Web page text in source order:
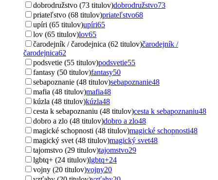
dobrodružstvo (73 titulov)dobrodružstvo73
priateľstvo (68 titulov)priateľstvo68
upíri (65 titulov)upíri65
lov (65 titulov)lov65
čarodejník / čarodejnica (62 titulov)čarodejník /
čarodejnica62
podsvetie (55 titulov)podsvetie55
fantasy (50 titulov)fantasy50
sebapoznanie (48 titulov)sebapoznanie48
mafia (48 titulov)mafia48
kúzla (48 titulov)kúzla48
cesta k sebapoznaniu (48 titulov)cesta k sebapoznaniu48
dobro a zlo (48 titulov)dobro a zlo48
magické schopnosti (48 titulov)magické schopnosti48
magický svet (48 titulov)magický svet48
tajomstvo (29 titulov)tajomstvo29
lgbtq+ (24 titulov)lgbtq+24
vojny (20 titulov)vojny20